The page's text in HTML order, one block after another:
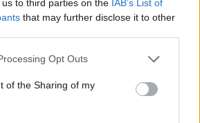
to third parties on the IAB’s List of
that may further disclose it to other
Opt Outs
of the Sharing of my
8-án jön az év egyik
kapcsolatos
beavatkozási gyakorlatokkal
helyszíne a Green Awards
a linken.Információ és